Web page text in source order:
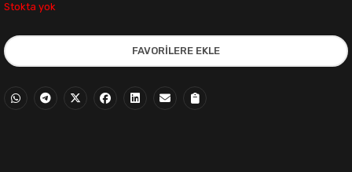
1.500,00₺.fiyat:
1.400,00₺.
Stokta yok
FAVORILERE EKLE